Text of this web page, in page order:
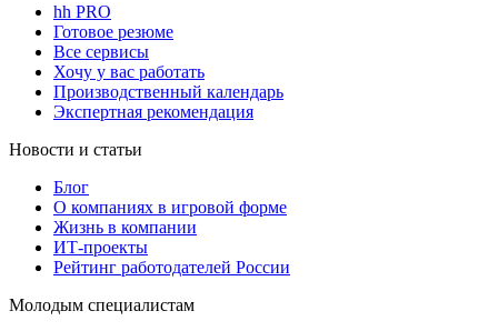
hh PRO
Готовое резюме
Все сервисы
Хочу у вас работать
Производственный календарь
Экспертная рекомендация
Новости и статьи
Блог
О компаниях в игровой форме
Жизнь в компании
ИТ-проекты
Рейтинг работодателей России
Молодым специалистам